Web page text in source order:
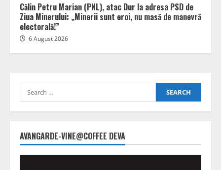
Călin Petru Marian (PNL), atac Dur la adresa PSD de
Ziua Minerului: „Minerii sunt eroi, nu masă de manevră
electorală!”
6 August 2026
Search
for:
AVANGARDE-VINE@COFFEE DEVA